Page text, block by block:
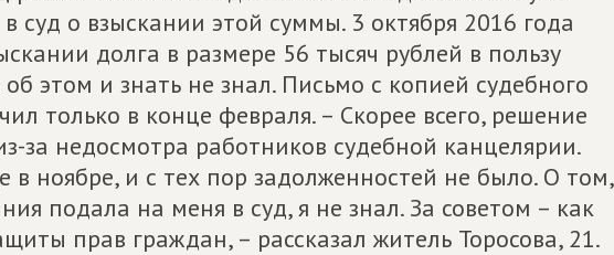
суд о взыскании этой суммы. 3 октября 2016 года
долга в размере 56 тысяч рублей в пользу
этом и знать не знал. Письмо с копией судебного
только в конце февраля. – Скорее всего, решение
за недосмотра работников судебной канцелярии.
в ноябре, и с тех пор задолженностей не было. О том,
подала на меня в суд, я не знал. За советом – как
прав граждан, – рассказал житель Торосова, 21.